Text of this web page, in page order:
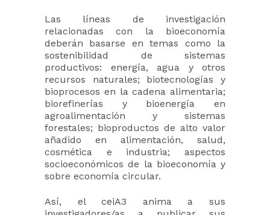
Las líneas de investigación
relacionadas con la bioeconomía
deberán basarse en temas como la
sostenibilidad de sistemas
productivos: energía, agua y otros
recursos naturales; biotecnologías y
bioprocesos en la cadena alimentaria;
biorefinerías y bioenergía en
agroalimentación y sistemas
forestales; bioproductos de alto valor
añadido en alimentación, salud,
cosmética e industria; aspectos
socioeconómicos de la bioeconomía y
sobre economía circular.
Así, el ceiA3 anima a sus